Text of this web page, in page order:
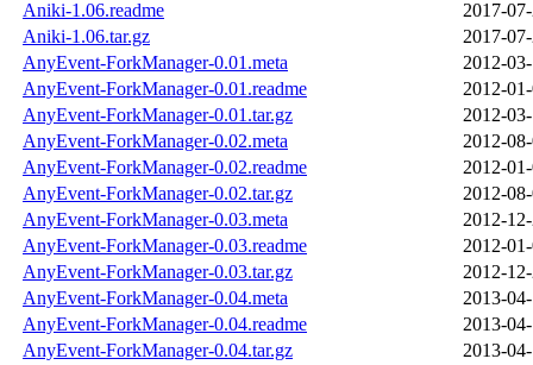
Aniki-1.06.readme
2017-
Aniki-1.06.tar.gz
2017-
AnyEvent-ForkManager-0.01.meta
2012-
AnyEvent-ForkManager-0.01.readme
2012-
AnyEvent-ForkManager-0.01.tar.gz
2012-
AnyEvent-ForkManager-0.02.meta
2012-
AnyEvent-ForkManager-0.02.readme
2012-
AnyEvent-ForkManager-0.02.tar.gz
2012-
AnyEvent-ForkManager-0.03.meta
2012-
AnyEvent-ForkManager-0.03.readme
2012-
AnyEvent-ForkManager-0.03.tar.gz
2012-
AnyEvent-ForkManager-0.04.meta
2013-
AnyEvent-ForkManager-0.04.readme
2013-
AnyEvent-ForkManager-0.04.tar.gz
2013-